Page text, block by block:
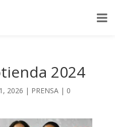
2024
2026 | PRENSA| 0